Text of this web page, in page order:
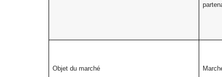
Objet du marché